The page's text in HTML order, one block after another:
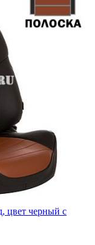
цвет черный с